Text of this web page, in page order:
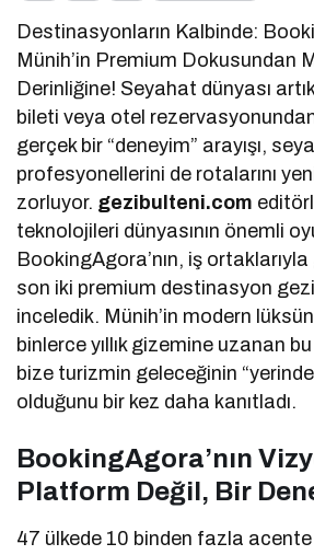
Destinasyonların Kalbinde:
Münih’in Premium Dokusundan
Derinliğine! Seyahat dünyası
bileti veya otel
gerçek bir “deneyim” arayışı,
profesyonellerini de rotalarını
zorluyor. gezibulteni.com
teknolojileri dünyasının önemli
BookingAgora’nın, iş
son iki premium destinasyon
inceledik. Münih’in modern
binlerce yıllık gizemine uzanan
bize turizmin geleceğinin
olduğunu bir kez daha kanıtladı.
BookingAgora’nın
Platform Değil, Bir
47 ülkede 10 binden fazla acente